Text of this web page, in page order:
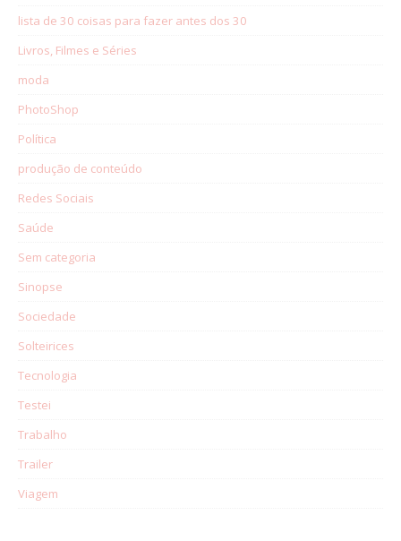
lista de 30 coisas para fazer antes dos 30
Livros, Filmes e Séries
moda
PhotoShop
Política
produção de conteúdo
Redes Sociais
Saúde
Sem categoria
Sinopse
Sociedade
Solteirices
Tecnologia
Testei
Trabalho
Trailer
Viagem